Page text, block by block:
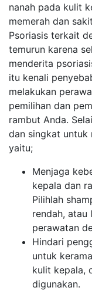
nanah pada kulit
memerah dan
Psoriasis terkait
temurun karena
menderita
itu kenali
melakukan
pemilihan dan
rambut Anda.
dan singkat untuk
yaitu;
Menjaga
kepala dan
Pilihlah
rendah, atau
perawatan
Hindari
untuk
kulit kepala,
digunakan.